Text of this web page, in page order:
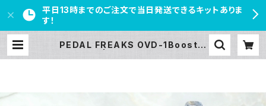
平日13時までのご注文で当日発送できるキットありま
す！
PEDAL FREAKS OVD-1Boost完